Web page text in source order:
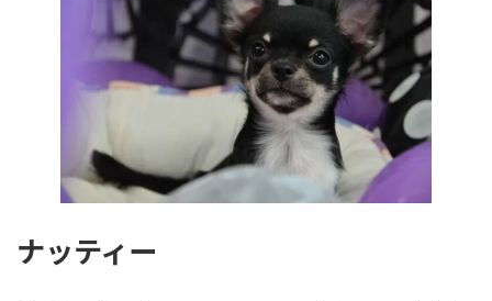
ナッティー